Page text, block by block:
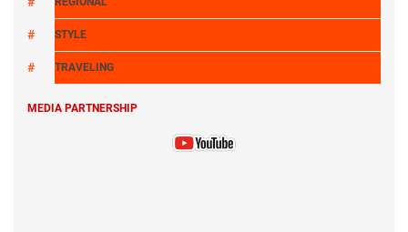
STYLE
TRAVELING
MEDIA PARTNERSHIP